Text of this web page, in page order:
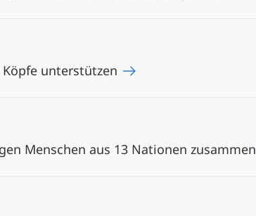
unterstützen
Menschen aus 13 Nationen zusammen